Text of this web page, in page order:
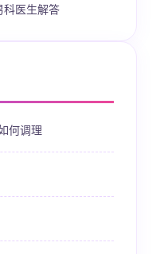
医生解答
何调理